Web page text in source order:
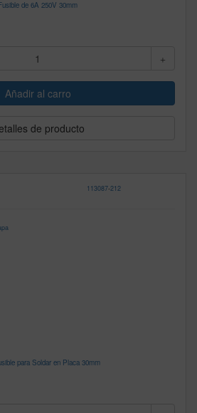
de 6A 250V 30mm
de producto
113087-212
para Soldar en Placa 30mm